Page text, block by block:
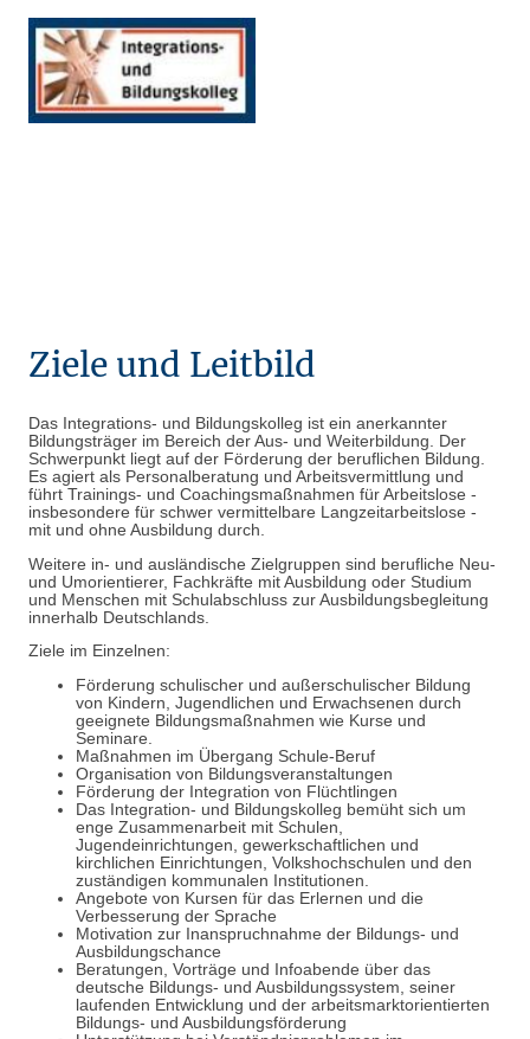
Ziele und Leitbild
Das Integrations- und Bildungskolleg ist ein anerkannter
Bildungsträger im Bereich der Aus- und Weiterbildung. Der
Schwerpunkt liegt auf der Förderung der beruflichen Bildung.
Es agiert als Personalberatung und Arbeitsvermittlung und
führt Trainings- und Coachingsmaßnahmen für Arbeitslose -
insbesondere für schwer vermittelbare Langzeitarbeitslose -
mit und ohne Ausbildung durch.
Weitere in- und ausländische Zielgruppen sind berufliche Neu-
und Umorientierer, Fachkräfte mit Ausbildung oder Studium
und Menschen mit Schulabschluss zur Ausbildungsbegleitung
innerhalb Deutschlands.
Ziele im Einzelnen:
Förderung schulischer und außerschulischer Bildung
von Kindern, Jugendlichen und Erwachsenen durch
geeignete Bildungsmaßnahmen wie Kurse und
Seminare.
Maßnahmen im Übergang Schule-Beruf
Organisation von Bildungsveranstaltungen
Förderung der Integration von Flüchtlingen
Das Integration- und Bildungskolleg bemüht sich um
enge Zusammenarbeit mit Schulen,
Jugendeinrichtungen, gewerkschaftlichen und
kirchlichen Einrichtungen, Volkshochschulen und den
zuständigen kommunalen Institutionen.
Angebote von Kursen für das Erlernen und die
Verbesserung der Sprache
Motivation zur Inanspruchnahme der Bildungs- und
Ausbildungschance
Beratungen, Vorträge und Infoabende über das
deutsche Bildungs- und Ausbildungssystem, seiner
laufenden Entwicklung und der arbeitsmarktorientierten
Bildungs- und Ausbildungsförderung